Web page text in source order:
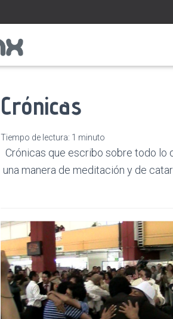
Crónicas
Tiempo de lectura: 1 minuto
Crónicas que escribo sobre todo lo
una manera de meditación y de